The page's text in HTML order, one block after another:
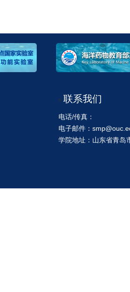
> 联系我们
电话/传真：
电子邮件：
学院地址：山东省青岛